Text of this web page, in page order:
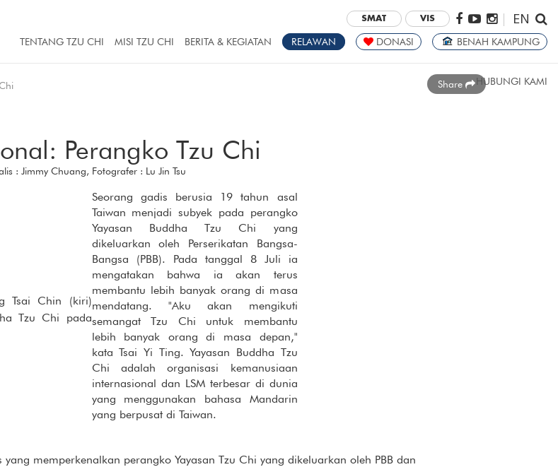
SMAT VIS | EN
TENTANG TZU CHI MISI TZU CHI BERITA & KEGIATAN RELAWAN DONASI BENAH KAMPUNG
HUBUNGI KAMI
Share
Perangko Tzu Chi
: Jimmy Chuang, Fotografer : Lu Jin Tsu
Tsai Chin (kiri)
Tzu Chi pada
Seorang gadis berusia 19 tahun asal
Taiwan menjadi subyek pada perangko
Yayasan Buddha Tzu Chi yang
dikeluarkan oleh Perserikatan Bangsa-
Bangsa (PBB). Pada tanggal 8 Juli ia
mengatakan bahwa ia akan terus
membantu lebih banyak orang di masa
mendatang. "Aku akan mengikuti
semangat Tzu Chi untuk membantu
lebih banyak orang di masa depan,"
kata Tsai Yi Ting. Yayasan Buddha Tzu
Chi adalah organisasi kemanusiaan
internasional dan LSM terbesar di dunia
yang menggunakan bahasa Mandarin
yang berpusat di Taiwan.
memperkenalkan perangko Yayasan Tzu Chi yang dikeluarkan oleh PBB dan